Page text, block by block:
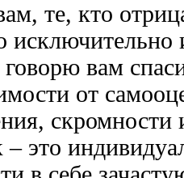
те, кто
говорю вам
от
– это